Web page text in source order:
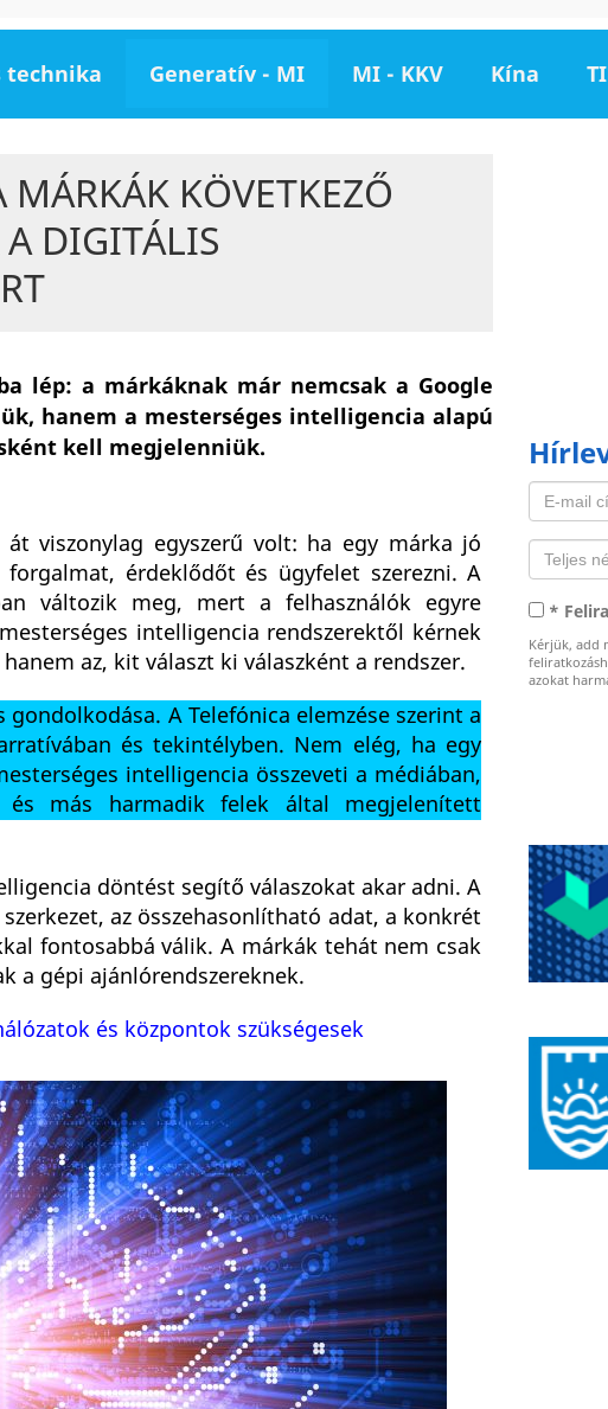
technika Generatív - MI MI - KKV Kína
MÁRKÁK KÖVETKEZŐ
A DIGITÁLIS
lép: a márkáknak már nemcsak a Google
hanem a mesterséges intelligencia alapú
kell megjelenniük.
viszonylag egyszerű volt: ha egy márka jó
érdeklődőt és ügyfelet szerezni. A
változik meg, mert a felhasználók egyre
intelligencia rendszerektől kérnek
az, kit választ ki válaszként a rendszer.
A Telefónica elemzése szerint a
és tekintélyben. Nem elég, ha egy
intelligencia összeveti a médiában,
és más harmadik felek által megjelenített
döntést segítő válaszokat akar adni. A
az összehasonlítható adat, a konkrét
fontosabbá válik. A márkák tehát nem csak
a gépi ajánlórendszereknek.
és központok szükségesek
*
Kérjük, add
azokat